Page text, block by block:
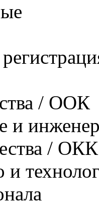
/ ООК
и
/ ОКК
и